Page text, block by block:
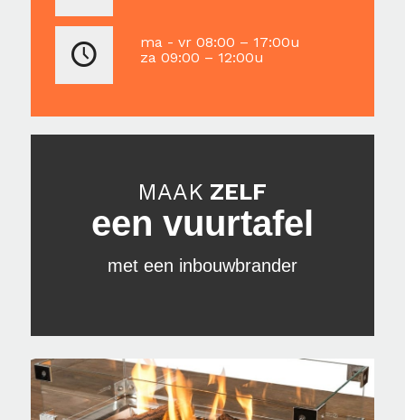
ma - vr 08:00 – 17:00u
za 09:00 – 12:00u
MAAK ZELF
een vuurtafel
met een inbouwbrander